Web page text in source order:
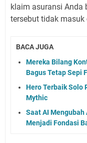
klaim asuransi Anda
tersebut tidak
BACA JUGA
Mereka Bilang
Bagus Tetap Sepi
Hero Terbaik Solo
Mythic
Saat AI
Menjadi Fondasi